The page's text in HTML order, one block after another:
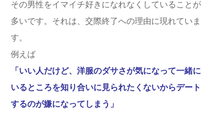
その男性をイマイチ好きになれなくしていることが
多いです。それは、交際終了への理由に現れていま
す。
例えば
「いい人だけど、洋服のダサさが気になって一緒に
いるところを知り合いに見られたくないからデート
するのが嫌になってしまう」